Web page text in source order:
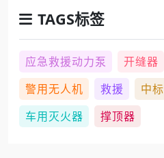
TAGS标签
应急救援动力泵 开缝器
警用无人机
救援 中标
车用灭火器
撑顶器